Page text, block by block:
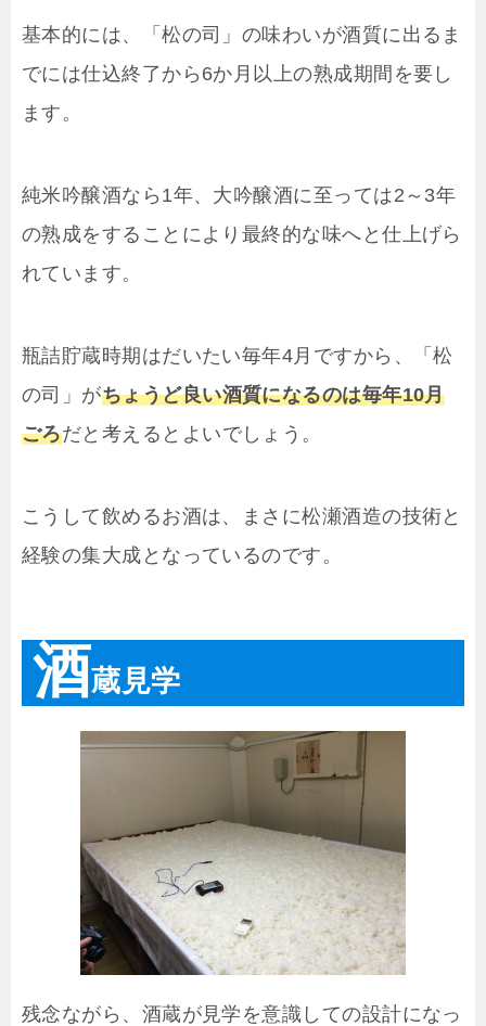
基本的には、「松の司」の味わいが酒質に出るま
でには仕込終了から6か月以上の熟成期間を要し
ます。
純米吟醸酒なら1年、大吟醸酒に至っては2～3年
の熟成をすることにより最終的な味へと仕上げら
れています。
瓶詰貯蔵時期はだいたい毎年4月ですから、「松
の司」がちょうど良い酒質になるのは毎年10月
ごろだと考えるとよいでしょう。
こうして飲めるお酒は、まさに松瀬酒造の技術と
経験の集大成となっているのです。
酒蔵見学
残念ながら、酒蔵が見学を意識しての設計になっ